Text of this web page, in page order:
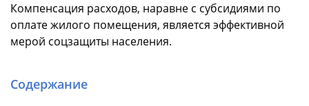
Компенсация расходов, наравне с субсидиями по
оплате жилого помещения, является эффективной
мерой соцзащиты населения.
Содержание